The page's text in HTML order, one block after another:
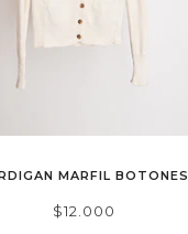
MARFIL BOTONES
$12.000